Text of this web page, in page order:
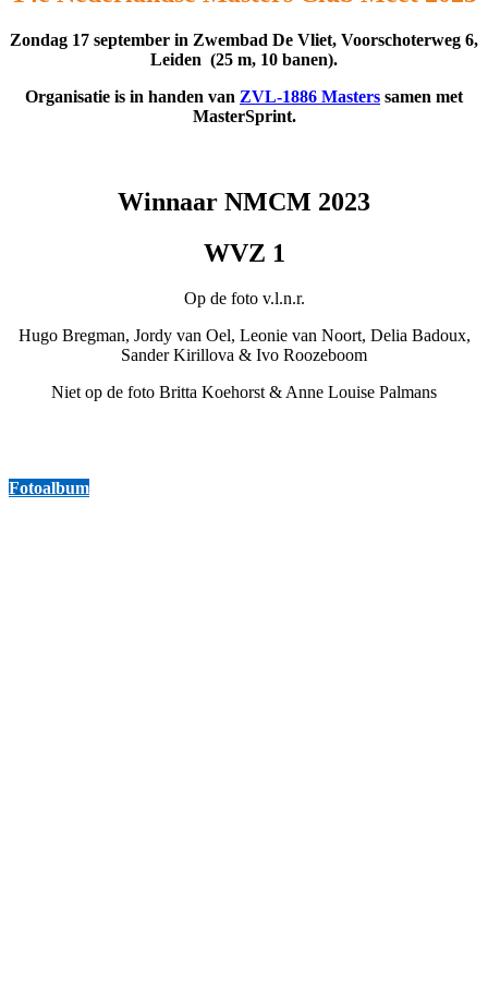
Zondag 17 september in Zwembad De Vliet, Voorschoterweg 6,
Leiden (25 m, 10 banen).
Organisatie is in handen van ZVL-1886 Masters samen met
MasterSprint.
Winnaar NMCM 2023
WVZ 1
Op de foto v.l.n.r.
Hugo Bregman, Jordy van Oel, Leonie van Noort, Delia Badoux,
Sander Kirillova & Ivo Roozeboom
Niet op de foto Britta Koehorst & Anne Louise Palmans
Fotoalbum